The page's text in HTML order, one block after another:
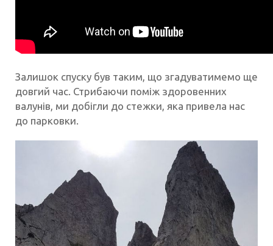
Залишок спуску був таким, що згадуватимемо ще
довгий час. Стрибаючи поміж здоровенних
валунів, ми добігли до стежки, яка привела нас
до парковки.